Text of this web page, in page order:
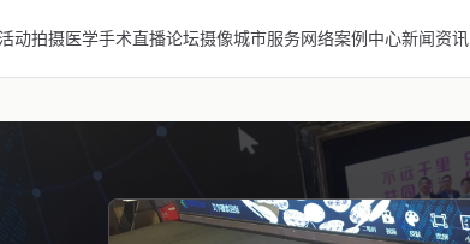
动拍摄医学手术直播论坛摄像城市服务网络案例中心新闻资讯